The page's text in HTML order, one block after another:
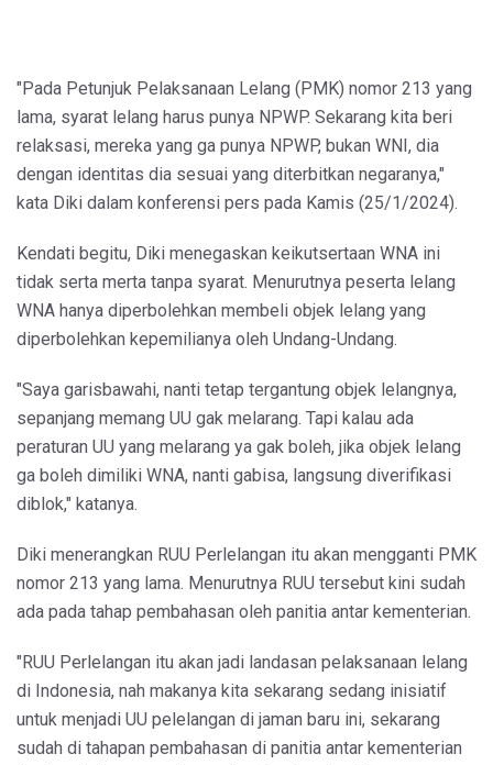
"Pada Petunjuk Pelaksanaan Lelang (PMK) nomor 213 yang
lama, syarat lelang harus punya NPWP. Sekarang kita beri
relaksasi, mereka yang ga punya NPWP, bukan WNI, dia
dengan identitas dia sesuai yang diterbitkan negaranya,"
kata Diki dalam konferensi pers pada Kamis (25/1/2024).
Kendati begitu, Diki menegaskan keikutsertaan WNA ini
tidak serta merta tanpa syarat. Menurutnya peserta lelang
WNA hanya diperbolehkan membeli objek lelang yang
diperbolehkan kepemilianya oleh Undang-Undang.
"Saya garisbawahi, nanti tetap tergantung objek lelangnya,
sepanjang memang UU gak melarang. Tapi kalau ada
peraturan UU yang melarang ya gak boleh, jika objek lelang
ga boleh dimiliki WNA, nanti gabisa, langsung diverifikasi
diblok," katanya.
Diki menerangkan RUU Perlelangan itu akan mengganti PMK
nomor 213 yang lama. Menurutnya RUU tersebut kini sudah
ada pada tahap pembahasan oleh panitia antar kementerian.
"RUU Perlelangan itu akan jadi landasan pelaksanaan lelang
di Indonesia, nah makanya kita sekarang sedang inisiatif
untuk menjadi UU pelelangan di jaman baru ini, sekarang
sudah di tahapan pembahasan di panitia antar kementerian